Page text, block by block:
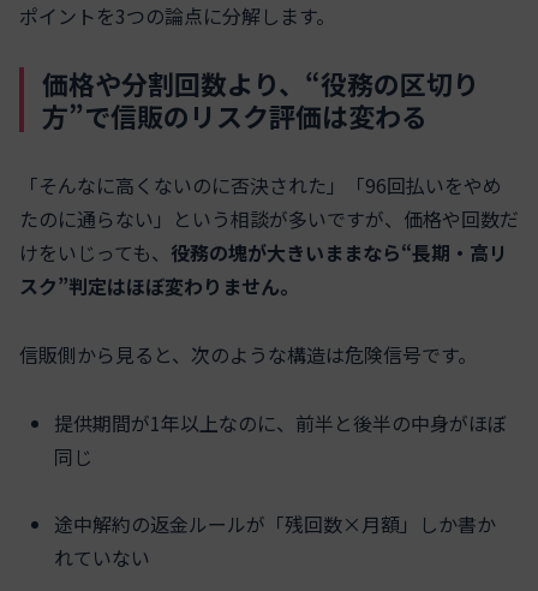
ポイントを3つの論点に分解します。
価格や分割回数より、“役務の区切り
方”で信販のリスク評価は変わる
「そんなに高くないのに否決された」「96回払いをやめ
たのに通らない」という相談が多いですが、価格や回数だ
けをいじっても、 役務の塊が大きいままなら“長期・高リ
スク”判定はほぼ変わりません。
信販側から見ると、次のような構造は危険信号です。
提供期間が1年以上なのに、前半と後半の中身がほぼ
同じ
途中解約の返金ルールが「残回数×月額」しか書か
れていない